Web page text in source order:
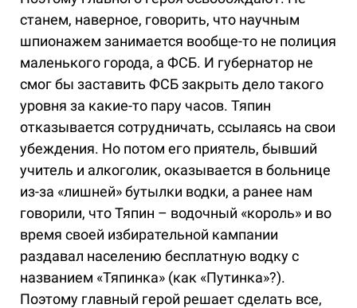
станем, наверное, говорить, что научным
шпионажем занимается вообще-то не полиция
маленького города, а ФСБ. И губернатор не
смог бы заставить ФСБ закрыть дело такого
уровня за какие-то пару часов. Тяпин
отказывается сотрудничать, ссылаясь на свои
убеждения. Но потом его приятель, бывший
учитель и алкоголик, оказывается в больнице
из-за «лишней» бутылки водки, а ранее нам
говорили, что Тяпин – водочный «король» и во
время своей избирательной кампании
раздавал населению бесплатную водку с
названием «Тяпинка» (как «Путинка»?).
Поэтому главный герой решает сделать все,